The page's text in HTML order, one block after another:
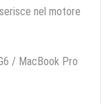
nel motore
/ MacBook Pro